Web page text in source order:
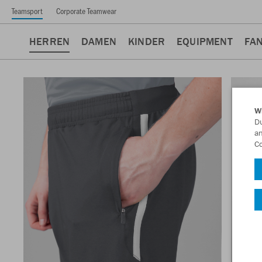
Teamsport Corporate Teamwear
HERREN DAMEN KINDER EQUIPMENT